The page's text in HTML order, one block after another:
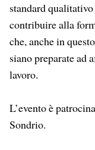
standard
contribuire alla
che, anche in
siano preparate ad
lavoro.
L’evento è
Sondrio.